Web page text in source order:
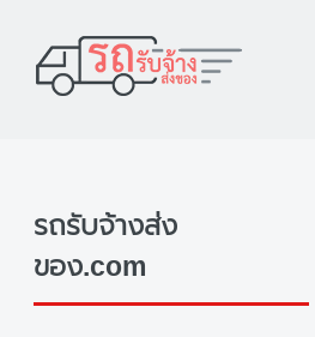
รถรับจ้างส่ง
ของ.com